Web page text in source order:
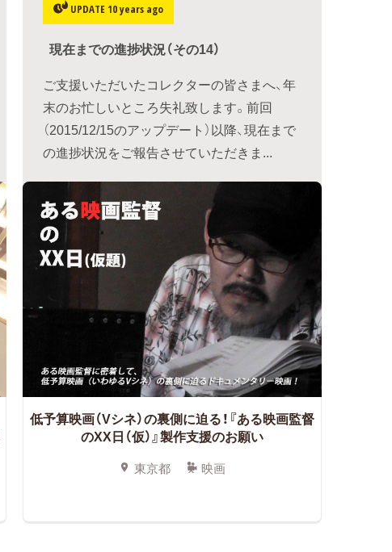
UPDATE 10 years ago
現在までの進捗状況（その14）
ご支援いただいたコレクターの皆さまへ、年
末のお忙しいところ失礼致します。前回
（2015/12/15のアップデート）以降、現在まで
の進捗状況をご報告させていただきま...
低予算映画（Vシネ）の裏側に迫る！『ある映画監督
のXX日（仮）』製作支援のお願い
東京都 映画